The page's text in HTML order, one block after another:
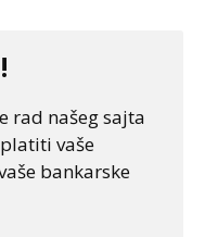
rad našeg sajta
vaše
bankarske